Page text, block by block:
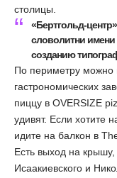
столицы.
«Бертгольд-
словолитни
созданию
По периметру можно
гастрономических
пиццу в OVERSIZE
удивят. Если хотите
идите на балкон в
Есть выход на крышу,
Исаакиевского и